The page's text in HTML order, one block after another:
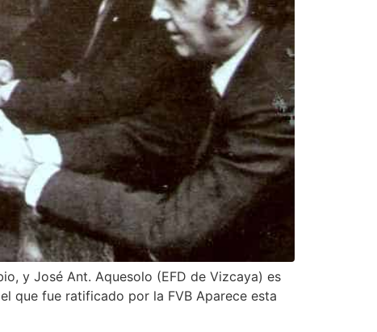
y José Ant. Aquesolo (EFD de Vizcaya) es
que fue ratificado por la FVB Aparece esta